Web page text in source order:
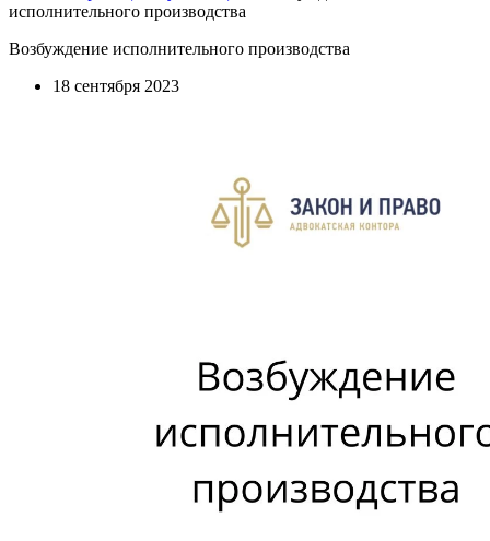
исполнительного производства
Возбуждение исполнительного производства
18 сентября 2023